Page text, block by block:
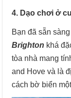
4. Dạo chơi ở
Bạn đã sẵn
Brighton khá
tòa nhà mang
and Hove và là
cách bờ biển